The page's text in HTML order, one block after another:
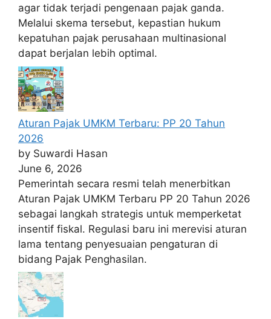
agar tidak terjadi pengenaan pajak ganda.
Melalui skema tersebut, kepastian hukum
kepatuhan pajak perusahaan multinasional
dapat berjalan lebih optimal.
Aturan Pajak UMKM Terbaru: PP 20 Tahun
2026
by Suwardi Hasan
June 6, 2026
Pemerintah secara resmi telah menerbitkan
Aturan Pajak UMKM Terbaru PP 20 Tahun 2026
sebagai langkah strategis untuk memperketat
insentif fiskal. Regulasi baru ini merevisi aturan
lama tentang penyesuaian pengaturan di
bidang Pajak Penghasilan.